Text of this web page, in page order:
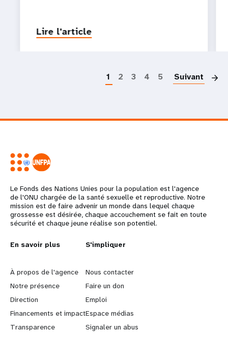
Lire l'article
1 2 3 4 5 Suivant
Le Fonds des Nations Unies pour la population est l'agence
de l'ONU chargée de la santé sexuelle et reproductive. Notre
mission est de faire advenir un monde dans lequel chaque
grossesse est désirée, chaque accouchement se fait en toute
sécurité et chaque jeune réalise son potentiel.
L
e
a
r
n
En savoir plus
À propos de l'agence
Notre présence
Direction
Financements et impact
Transparence
G
o
b
e
y
S'impliquer
Nous contacter
Faire un don
Emploi
Espace médias
Signaler un abus